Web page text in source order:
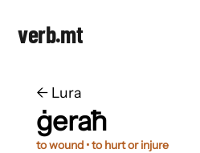
verb.mt
← ​​Lura
ġeraħ
to wound • to hurt or injure